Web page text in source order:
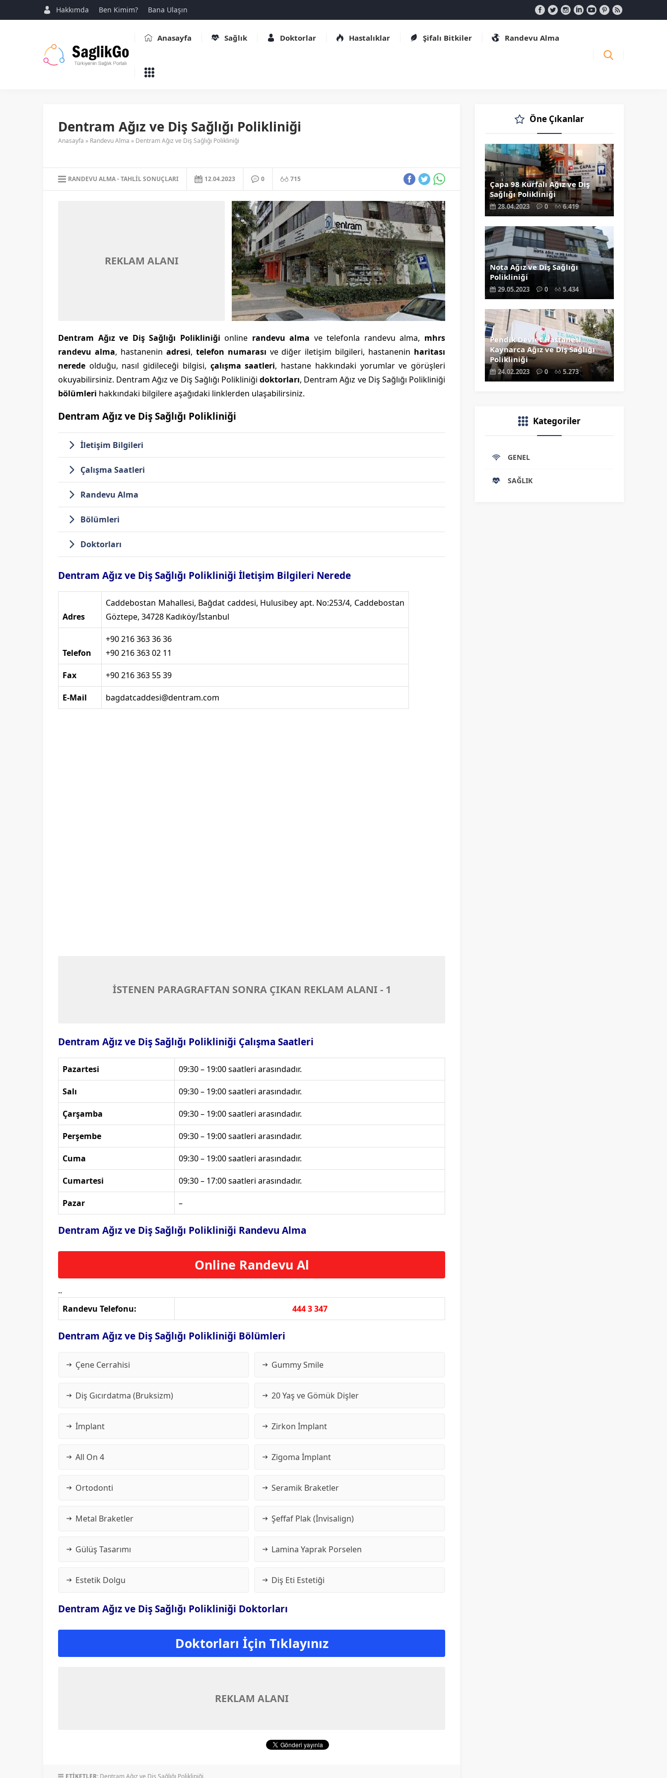
Hakkımda Ben Kimim? Bana Ulaşın
Anasayfa Sağlık Doktorlar Hastalıklar Şifalı Bitkiler Randevu Alma
Dentram Ağız ve Diş Sağlığı Polikliniği
Anasayfa » Randevu Alma » Dentram Ağız ve Diş Sağlığı Polikliniği
RANDEVU ALMA TAHLIL SONUÇLARI 12.04.2023 0 715
REKLAM ALANI
Dentram Ağız ve Diş Sağlığı Polikliniğionline randevu alma ve telefonla randevu alma, mhrs
randevu alma, hastanenin adresi, telefon numarası ve diğer iletişim bilgileri, hastanenin haritası
nerede olduğu, nasıl gidileceği bilgisi, çalışma saatleri, hastane hakkındaki yorumlar ve görüşleri
okuyabilirsiniz. Dentram Ağız ve Diş Sağlığı Polikliniğidoktorları, Dentram Ağız ve Diş Sağlığı Polikliniği
bölümleri hakkındaki bilgilere aşağıdaki linklerden ulaşabilirsiniz.
Dentram Ağız ve Diş Sağlığı Polikliniği
İletişim Bilgileri
Çalışma Saatleri
Randevu Alma
Bölümleri
Doktorları
Dentram Ağız ve Diş Sağlığı Polikliniği İletişim Bilgileri Nerede
Adres
Caddebostan Mahallesi, Bağdat caddesi, Hulusibey apt. No:253/4, Caddebostan
Göztepe, 34728 Kadıköy/İstanbul
Telefon
+90 216 363 36 36
+90 216 363 02 11
Fax +90 216 363 55 39
E-Mail bagdatcaddesi@dentram.com
İSTENEN PARAGRAFTAN SONRA ÇIKAN REKLAM ALANI - 1
Dentram Ağız ve Diş Sağlığı Polikliniği Çalışma Saatleri
Pazartesi 09:30 – 19:00 saatleri arasındadır.
Salı 09:30 – 19:00 saatleri arasındadır.
Çarşamba 09:30 – 19:00 saatleri arasındadır.
Perşembe 09:30 – 19:00 saatleri arasındadır.
Cuma 09:30 – 19:00 saatleri arasındadır.
Cumartesi 09:30 – 17:00 saatleri arasındadır.
Pazar –
Dentram Ağız ve Diş Sağlığı Polikliniği Randevu Alma
Online Randevu Al
..
Randevu Telefonu:
444 3 347
Dentram Ağız ve Diş Sağlığı Polikliniği Bölümleri
Çene Cerrahisi Gummy Smile
Diş Gıcırdatma (Bruksizm) 20 Yaş ve Gömük Dişler
İmplant Zirkon İmplant
All On 4 Zigoma İmplant
Ortodonti Seramik Braketler
Metal Braketler Şeffaf Plak (İnvisalign)
Gülüş Tasarımı Lamina Yaprak Porselen
Estetik Dolgu Diş Eti Estetiği
Dentram Ağız ve Diş Sağlığı Polikliniği Doktorları
Doktorları İçin Tıklayınız
REKLAM ALANI
ETİKETLER: Dentram Ağız ve Diş Sağlığı Polikliniği
Öne Çıkanlar
Çapa 98 Kurfalı Ağız ve Diş
Sağlığı Polikliniği
28.04.2023 0 6.419
Nota Ağız ve Diş Sağlığı
Polikliniği
29.05.2023 0 5.434
Pendik Devlet Hastanesi
Kaynarca Ağız ve Diş Sağlığı
Polikliniği
24.02.2023 0 5.273
Kategoriler
GENEL
SAĞLIK